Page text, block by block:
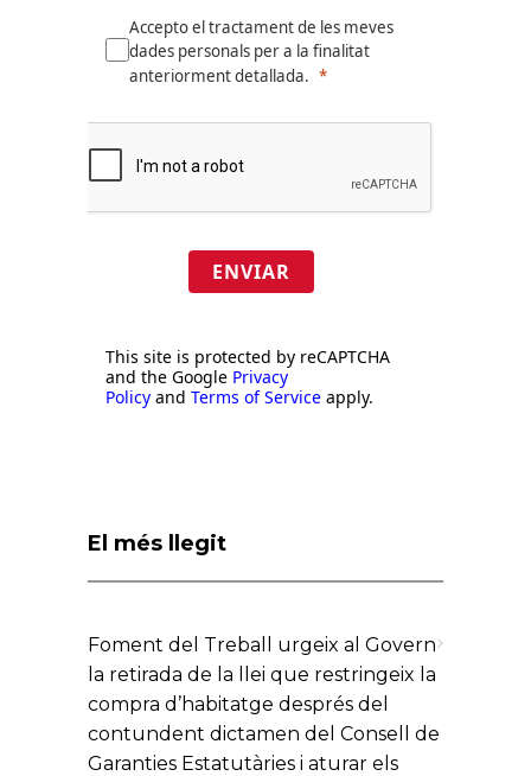
Accepto el tractament de les meves
dades personals per a la finalitat
anteriorment detallada.
ENVIAR
This site is protected by reCAPTCHA
and the Google Privacy
Policy and Terms of Service apply.
El més llegit
Foment del Treball urgeix al Govern
la retirada de la llei que restringeix la
compra d’habitatge després del
contundent dictamen del Consell de
Garanties Estatutàries i aturar els